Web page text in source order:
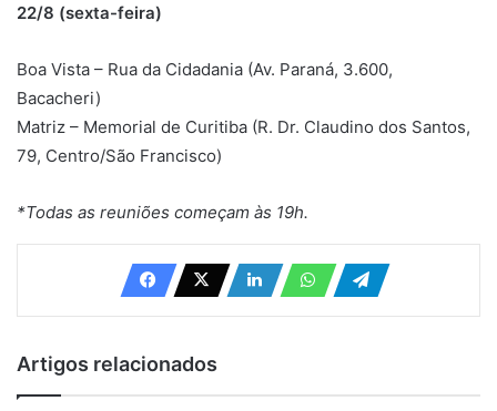
22/8 (sexta-feira)
Boa Vista – Rua da Cidadania (Av. Paraná, 3.600,
Bacacheri)
Matriz – Memorial de Curitiba (R. Dr. Claudino dos Santos,
79, Centro/São Francisco)
*Todas as reuniões começam às 19h.
Artigos relacionados